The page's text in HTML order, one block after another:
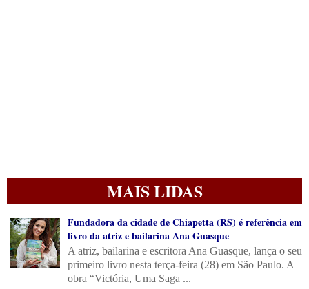
MAIS LIDAS
Fundadora da cidade de Chiapetta (RS) é referência em
livro da atriz e bailarina Ana Guasque
A atriz, bailarina e escritora Ana Guasque, lança o seu
primeiro livro nesta terça-feira (28) em São Paulo. A
obra “Victória, Uma Saga ...